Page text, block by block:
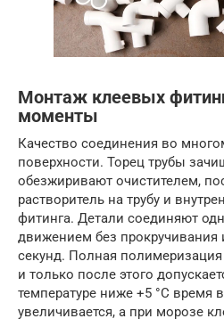
Монтаж клеевых
моменты
Качество соединения во
поверхности. Торец трубы
обезжиривают очистителем,
растворитель на трубу и
фитинга. Детали соединяют
движением без прокручивания
секунд. Полная полимеризация
и только после этого
температуре ниже +5 °C время
увеличивается, а при морозе